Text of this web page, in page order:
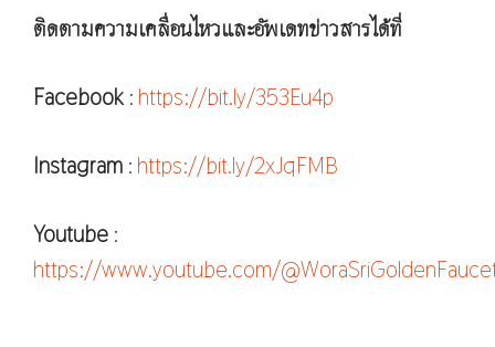
ติดตามความเคลื่อนไหวและอัพเดทข่าวสารได้ที่
Facebook : https://bit.ly/353Eu4p
Instagram : https://bit.ly/2xJqFMB
Youtube :
https://www.youtube.com/